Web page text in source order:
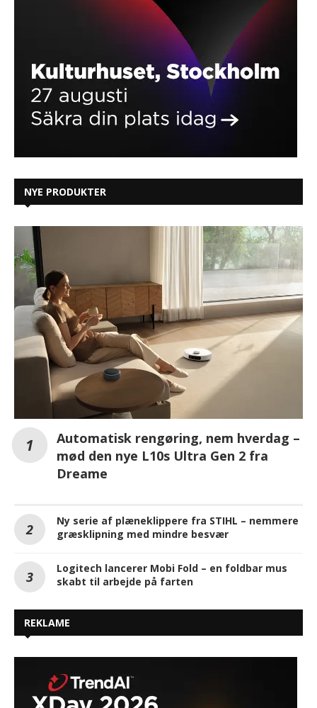
NYE PRODUKTER
Automatisk rengøring, nem hverdag –
mød den nye L10s Ultra Gen 2 fra
Dreame
Ny serie af plæneklippere fra STIHL – nemmere
græsklipning med mindre besvær
Logitech lancerer Mobi Fold – en foldbar mus
skabt til arbejde på farten
REKLAME